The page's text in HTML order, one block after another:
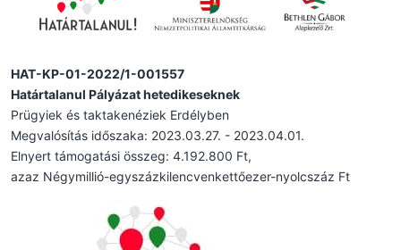
HAT-KP-01-2022/1-001557
Határtalanul Pályázat hetedikeseknek
Prügyiek és taktakenéziek Erdélyben
Megvalósítás időszaka: 2023.03.27. - 2023.04.01.
Elnyert támogatási összeg: 4.192.800 Ft,
azaz Négymillió-egyszázkilencvenkettőezer-nyolcszáz Ft